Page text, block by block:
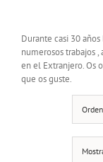
Durante casi 30
numerosos trabajos
en el Extranjero. Os
que os guste.